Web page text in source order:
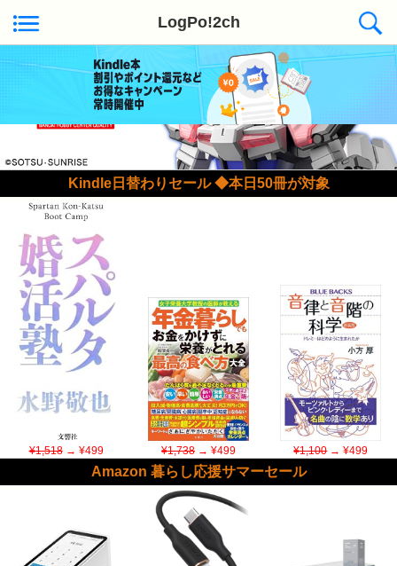
LogPo!2ch
Kindle日替わりセール ◆本日50冊が対象
¥1,518→ ¥499 ¥1,738→ ¥499 ¥1,100→ ¥499
Amazon 暮らし応援サマーセール